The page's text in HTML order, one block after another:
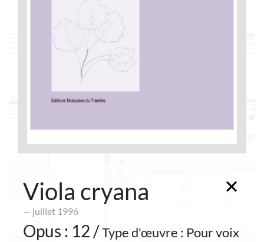
Viola cryana
— juillet 1996
Opus : 12 /Type d'œuvre : Pour voix